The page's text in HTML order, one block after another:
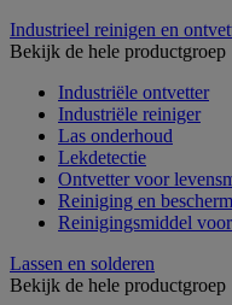
Industrieel reinigen en
Bekijk de hele productgroep
Industriële ontvetter
Industriële reiniger
Las onderhoud
Lekdetectie
Ontvetter voor
Reiniging en
Reinigingsmiddel
Lassen en solderen
Bekijk de hele productgroep